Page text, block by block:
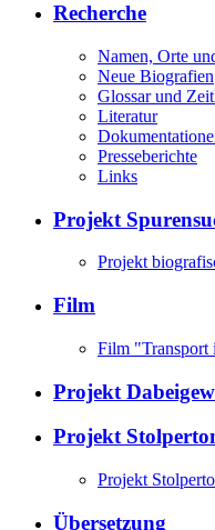
Recherche
Namen, Orte
Neue Biografien
Glossar und
Literatur
Presseberichte
Links
Projekt
Projekt
Film
Film "Transport
Projekt
Projekt
Projekt
Übersetzung